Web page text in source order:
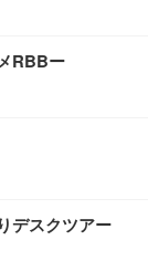
RBBー
デスクツアー